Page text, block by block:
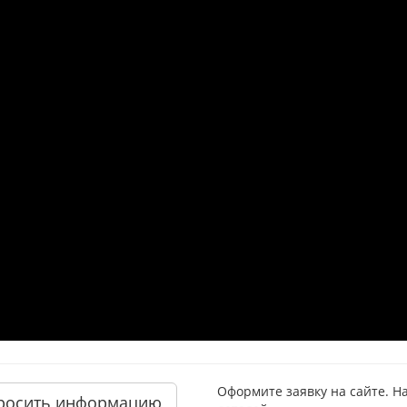
информацию
Оформите заявку на сайте.